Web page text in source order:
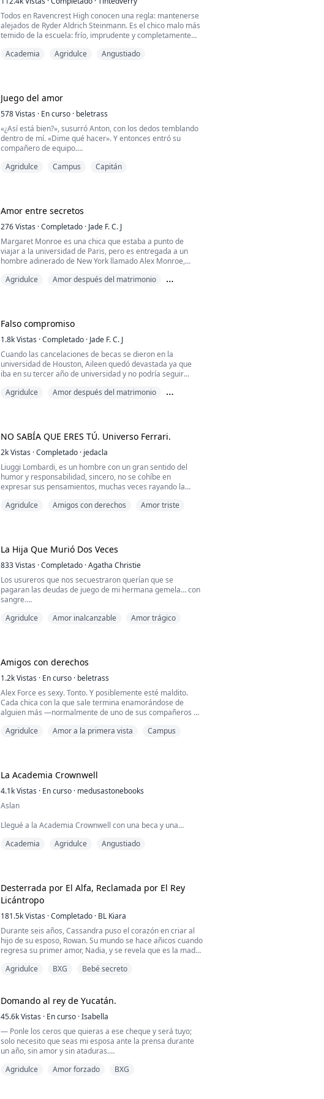
Todos en Ravencrest High conocen una regla: mantenerse
alejados de Ryder Aldrich Steinmann. Es el chico malo más
temido de la escuela: frío, imprudente y completamente
destruir la reputación de Raisa Tyla Petrova, la callada
Lo que comienza como un simple trato pronto s...
Academia Agridulce Angustiado
Juego del amor
578Vistas · En curso · beletrass
«¿Así está bien?», susurró Anton, con los dedos temblando
dentro de mí. «Dime qué hacer». Y entonces entró su
compañero de equipo.
Ψ
Anton es la selección número uno del draft de la NHL.
Tiene diecinueve años. Mide un metro ochent...
Agridulce Campus Capitán
Amor entre secretos
276Vistas ·Completado · Jade F. C. J
Margaret Monroe es una chica que estaba a punto de
viajar a la universidad de Paris, pero es entregada a un
hombre adinerado de New York llamado Alex Monroe,
morir.
Margaret, no...
Agridulce
Amor después del matrimonio
Falso compromiso
1.8kVistas ·Completado · Jade F. C. J
Cuando las cancelaciones de becas se dieron en la
universidad de Houston, Aileen quedó devastada ya que
iba en su tercer año de universidad y no podría seguir
responsable de la cancelación de su beca y de las de
Agridulce
Amor después del matrimonio
NO SABÍA QUE ERES TÚ. Universo Ferrari.
2kVistas ·Completado · jedacla
Liuggi Lombardi, es un hombre con un gran sentido del
humor y responsabilidad, sincero, no se cohíbe en
expresar sus pensamientos, muchas veces rayando la
porque siente no hay cabida para ello en su vida.
sucesos que hacen fallar ...
Agridulce Amigos con derechos Amor triste
La Hija Que Murió Dos Veces
833Vistas ·Completado ·Agatha Christie
Los usureros que nos secuestraron querían que se
pagaran las deudas de juego de mi hermana gemela… con
sangre.
Cuando mi padre, negociador del FBI, llegó con su equipo
Lo llamé con mi último aliento:
—Papá, por favor manda ayuda. Me estoy desangrando.
...
Agridulce Amor inalcanzable Amor trágico
Amigos con derechos
1.2kVistas · En curso · beletrass
Alex Force es sexy. Tonto. Y posiblemente esté maldito.
Cada chica con la que sale termina enamorándose de
alguien más —normalmente de uno de sus compañeros de
universo. Así que este semestre tiene un nuevo plan: fingir
Agridulce Amor a la primera vista Campus
La Academia Crownwell
4.1kVistas · En curso · medusastonebooks
Aslan
Llegué a la Academia Crownwell con una beca y una
Baja la cabeza. No hagas olas. Sobrevive.
Williams.
El rey de Crownwell.
Cruel. Intocable. Hermoso de la forma más peligrosa.
Ahora la escuela observa cada uno de mis movimientos.
Sus am...
Academia Agridulce Angustiado
Desterrada por El Alfa, Reclamada por El Rey
Licántropo
181.5kVistas ·Completado · BL Kiara
Durante seis años, Cassandra puso el corazón en criar al
hijo de su esposo, Rowan. Su mundo se hace añicos cuando
regresa su primer amor, Nadia, y se revela que es la madre
Su esposo Alfa se acuesta descaradamente con Nadia en
Despojada de su título de Luna, la humillan en público
cuando su esposo d...
Agridulce BXG Bebé secreto
Domando al rey de Yucatán.
45.6kVistas · En curso ·Isabella
— Ponle los ceros que quieras a ese cheque y será tuyo;
solo necesito que seas mi esposa ante la prensa durante
un año, sin amor y sin ataduras.
— Acepto, pero a cambio quiero mi libertad absoluta el día
Agridulce Amor forzado BXG